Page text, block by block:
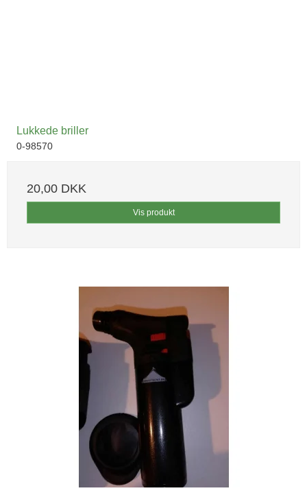
Lukkede briller
0-98570
20,00 DKK
Vis produkt